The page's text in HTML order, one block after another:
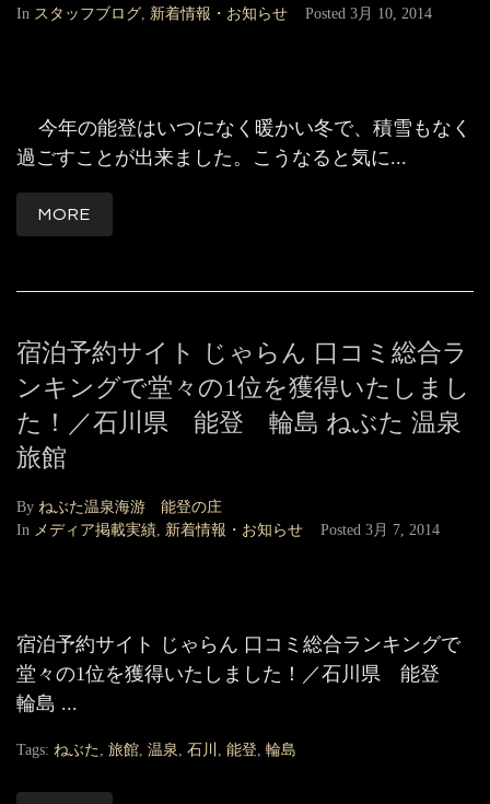
In スタッフブログ, 新着情報・お知らせ Posted 3月 10, 2014
今年の能登はいつになく暖かい冬で、積雪もなく
過ごすことが出来ました。こうなると気に...
MORE
宿泊予約サイト じゃらん 口コミ総合ラ
ンキングで堂々の1位を獲得いたしまし
た！／石川県 能登 輪島 ねぶた 温泉
旅館
By ねぶた温泉海游 能登の庄
In メディア掲載実績, 新着情報・お知らせ Posted 3月 7, 2014
宿泊予約サイト じゃらん 口コミ総合ランキングで
堂々の1位を獲得いたしました！／石川県 能登
輪島 ...
Tags: ねぶた, 旅館, 温泉, 石川 , 能登, 輪島